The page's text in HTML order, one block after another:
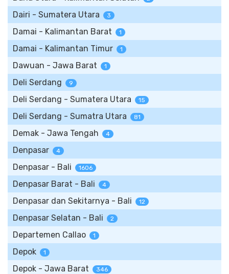
Dairi - Sumatera Utara 3
Damai - Kalimantan Barat 1
Damai - Kalimantan Timur 1
Dawuan - Jawa Barat 1
Deli Serdang 9
Deli Serdang - Sumatera Utara 15
Deli Serdang - Sumatra Utara 81
Demak - Jawa Tengah 4
Denpasar 4
Denpasar - Bali 1606
Denpasar Barat - Bali 4
Denpasar dan Sekitarnya - Bali 12
Denpasar Selatan - Bali 2
Departemen Callao 1
Depok 1
Depok - Jawa Barat 346